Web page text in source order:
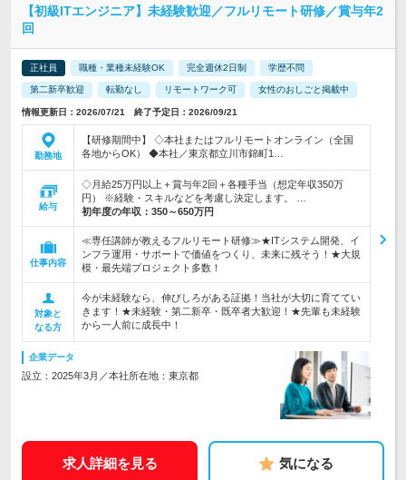
【初級ITエンジニア】未経験歓迎／フルリモート研修／賞与年2
回
正社員 職種・業種未経験OK 完全週休2日制 学歴不問
第二新卒歓迎 転勤なし リモートワーク可 女性のおしごと掲載中
情報更新日：2026/07/21 終了予定日：2026/09/21
勤務地
【研修期間中】 ◇本社またはフルリモートオンライン（全国
各地からOK） ◆本社／東京都立川市錦町1…
給与
◇月給25万円以上＋賞与年2回＋各種手当（想定年収350万
円） ※経験・スキルなどを考慮し決定します。 …
初年度の年収： 350～650万円
仕事内容
≪専任講師が教えるフルリモート研修≫★ITシステム開発、イ
ンフラ運用・サポートで価値をつくり、未来に残そう！★大規
模・最先端プロジェクト多数！
対象と
なる方
今が未経験なら、伸びしろがある証拠！当社が大切に育ててい
きます！★未経験・第二新卒・既卒者大歓迎！★先輩も未経験
から一人前に成長中！
企業データ
設立：2025年3月／本社所在地：東京都
求人詳細を見る 気になる